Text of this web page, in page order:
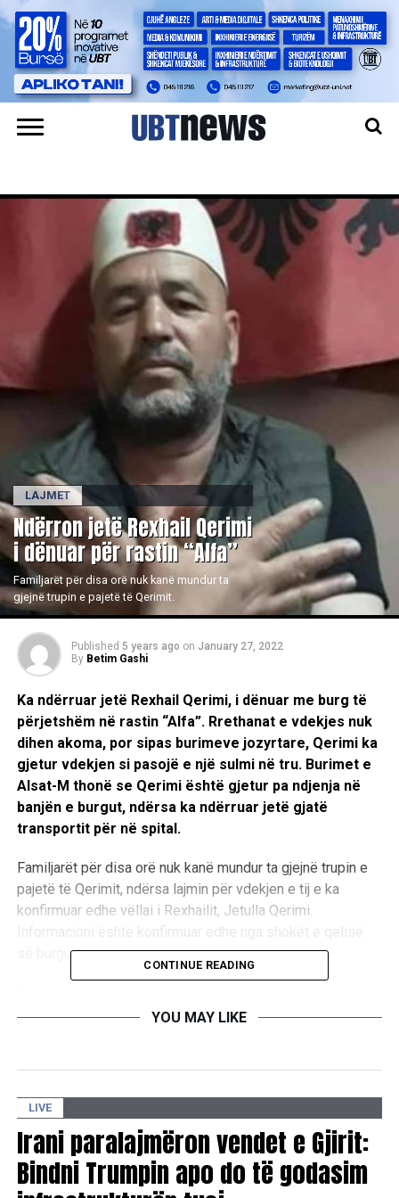
LAJMET
​Ndërron jetë Rexhail Qerimi
i dënuar për rastin “Alfa”
Familjarët për disa orë nuk kanë mundur ta
gjejnë trupin e pajetë të Qerimit.
Published 5 years ago on January 27, 2022
By Betim Gashi
Ka ndërruar jetë Rexhail Qerimi, i dënuar me burg të
përjetshëm në rastin “Alfa”. Rrethanat e vdekjes nuk
dihen akoma, por sipas burimeve jozyrtare, Qerimi ka
gjetur vdekjen si pasojë e një sulmi në tru. Burimet e
Alsat-M thonë se Qerimi është gjetur pa ndjenja në
banjën e burgut, ndërsa ka ndërruar jetë gjatë
transportit për në spital.
Familjarët për disa orë nuk kanë mundur ta gjejnë trupin e
pajetë të Qerimit, ndërsa lajmin për vdekjen e tij e ka
konfirmuar edhe vëllai i Rexhailit, Jetulla Qerimi.
së burgut.
Idrizovës, ndërsa familjarët presin që në mëngjes ta
Rexhail Qerimi është i dënuar për rastin “Alfa” së bashku
me Agim Islamin.
Rasti Alfa ka ndodhur më 26 nëntor 2008, në parkingun e
Fakultetit matematiko-natyror në Shkup, nga ku jetën kishte
humbur polici shqiptar nga njësiti Alfa, ndërsa ishin
CONTINUE READING
YOU MAY LIKE
LIVE
Irani paralajmëron vendet e Gjirit:
Bindni Trumpin apo do të godasim